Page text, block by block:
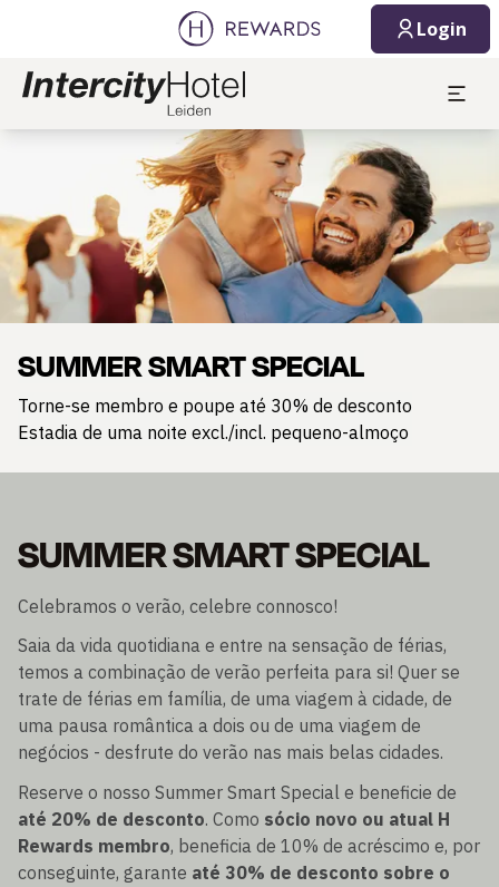
Login
SUMMER SMART SPECIAL
Torne-se membro e poupe até 30% de desconto
Estadia de uma noite excl./incl. pequeno-almoço
SUMMER SMART SPECIAL
Celebramos o verão, celebre connosco!
Saia da vida quotidiana e entre na sensação de férias,
temos a combinação de verão perfeita para si! Quer se
trate de férias em família, de uma viagem à cidade, de
uma pausa romântica a dois ou de uma viagem de
negócios - desfrute do verão nas mais belas cidades.
Reserve o nosso Summer Smart Special e beneficie de
até 20% de desconto. Como sócio novo ou atual H
Rewards membro, beneficia de 10% de acréscimo e, por
conseguinte, garante até 30% de desconto sobre o